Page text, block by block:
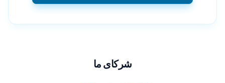
شرکای ما